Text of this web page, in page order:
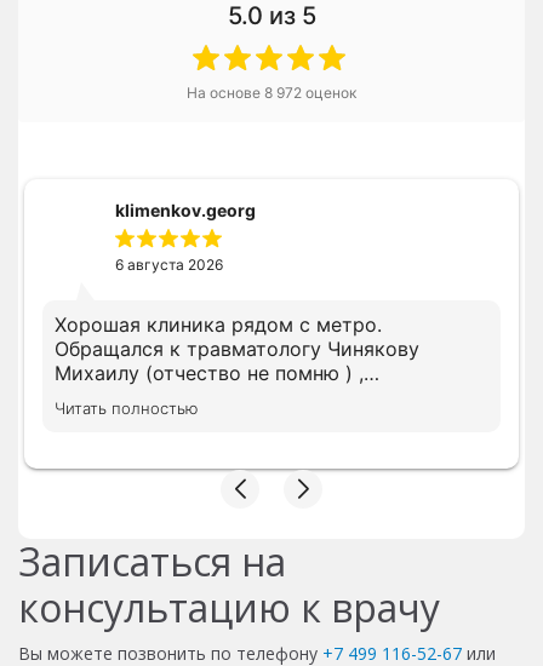
5.0 из 5
На основе 8 972 оценок
klimenkov.georg
6 августа 2026
Хорошая клиника рядом с метро.
Обращался к травматологу Чинякову
Михаилу (отчество не помню ) ,
компетентный врач , разъяснил доходчиво .
Приемом в целом остался доволен.
Читать полностью
Записаться на
консультацию к врачу
Вы можете позвонить по телефону +7 499 116-52-67 или